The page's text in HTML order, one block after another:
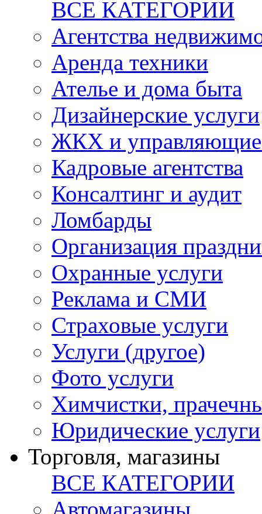
ВСЕ КАТЕГОРИИ
Агентства
Аренда техники
Ателье и дома быта
Дизайнерские услуги
ЖКХ и управляющие
Кадровые агентства
Консалтинг и аудит
Ломбарды
Организация
Охранные услуги
Реклама и СМИ
Страховые услуги
Услуги (другое)
Фото услуги
Химчистки,
Юридические услуги
Торговля, магазины
ВСЕ КАТЕГОРИИ